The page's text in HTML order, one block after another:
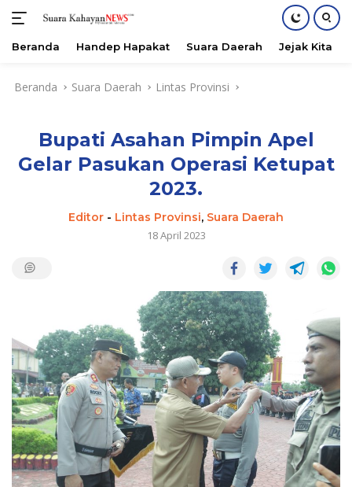
Beranda Handep Hapakat Suara Daerah Jejak Kita
Beranda Suara Daerah Lintas Provinsi
Bupati Asahan Pimpin Apel
Gelar Pasukan Operasi Ketupat
2023.
Editor - Lintas Provinsi, Suara Daerah
18 April 2023